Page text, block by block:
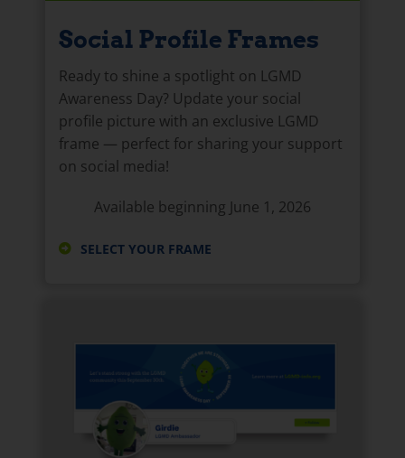
Social Profile Frames
Ready to shine a spotlight on LGMD
Awareness Day? Update your social
profile picture with an exclusive LGMD
frame — perfect for sharing your support
on social media!
Available beginning June 1, 2026
SELECT YOUR FRAME